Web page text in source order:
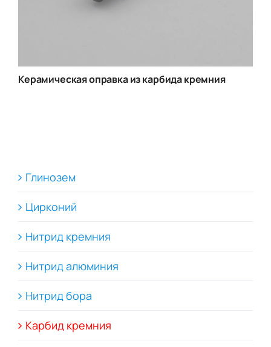
Керамическая оправка из карбида кремния
Глинозем
Цирконий
Нитрид кремния
Нитрид алюминия
Нитрид бора
Карбид кремния